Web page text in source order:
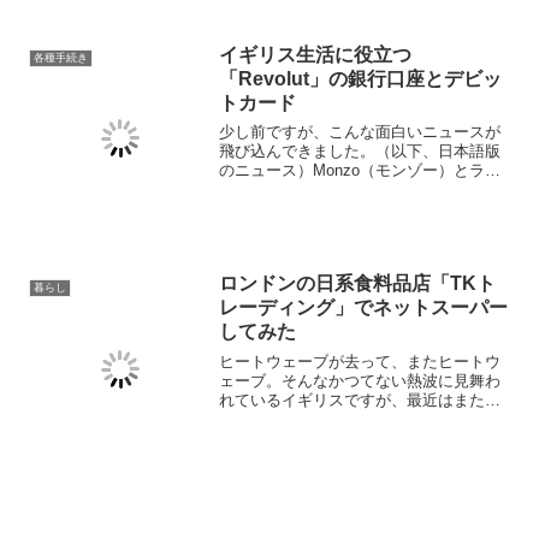
各種手続き
イギリス生活に役立つ
「Revolut」の銀行口座とデビッ
トカード
少し前ですが、こんな面白いニュースが
飛び込んできました。（以下、日本語版
のニュース）Monzo（モンゾー）とライ
暮らし
ロンドンの日系食料品店「TKト
レーディング」でネットスーパー
してみた
ヒートウェーブが去って、またヒートウ
ェーブ。そんなかつてない熱波に見舞わ
れているイギリスですが、最近はまた暑